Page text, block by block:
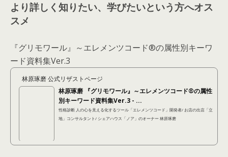
より詳しく知りたい、学びたいという方へオス
スメ
『グリモワール』～エレメンツコード®の属性別キーワ
ード資料集Ver.3
林原琢磨 公式リザストページ
林原琢磨 『グリモワール』～エレメンツコード®の属性
別キーワード資料集Ver.3 - ...
性格診断 人の心を見える化するツール「エレメンツコード」開発者/ お店の出店「立
地」コンサルタント/ シェアハウス「ノア」のオーナー 林原琢磨